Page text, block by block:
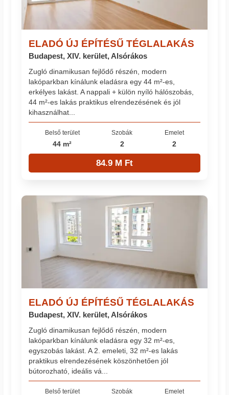
ELADÓ ÚJ ÉPÍTÉSŰ TÉGLALAKÁS
Budapest, XIV. kerület, Alsórákos
Zugló dinamikusan fejlődő részén, modern
lakóparkban kínálunk eladásra egy 44 m²-es,
erkélyes lakást. A nappali + külön nyíló hálószobás,
44 m²-es lakás praktikus elrendezésének és jól
kihasználhat...
Belső terület
44 m²
Szobák
2
Emelet
2
84.9 M Ft
ELADÓ ÚJ ÉPÍTÉSŰ TÉGLALAKÁS
Budapest, XIV. kerület, Alsórákos
Zugló dinamikusan fejlődő részén, modern
lakóparkban kínálunk eladásra egy 32 m²-es,
egyszobás lakást. A 2. emeleti, 32 m²-es lakás
praktikus elrendezésének köszönhetően jól
bútorozható, ideális vá...
Belső terület Szobák Emelet